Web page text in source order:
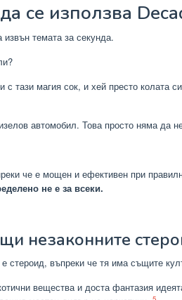
се използва
темата за секунда.
с тази магия сок, и хей престо колата
автомобил. Това просто няма да
че е мощен и ефективен при
не е за всеки.
незаконните
е стероид, въпреки че тя има същите
вещества и доста фантазия